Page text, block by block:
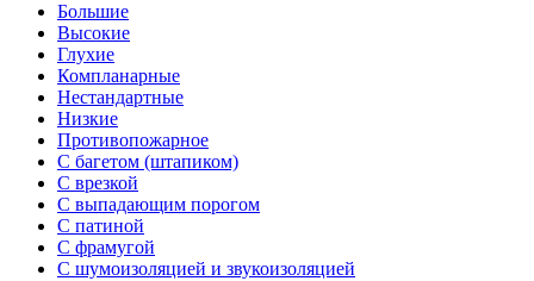
Большие
Высокие
Глухие
Компланарные
Нестандартные
Низкие
Противопожарное
С багетом (штапиком)
С врезкой
С выпадающим порогом
С патиной
С фрамугой
С шумоизоляцией и звукоизоляцией